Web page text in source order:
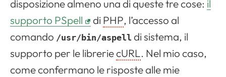
disposizione almeno una di queste tre cose: il
supporto PSpell di PHP, l’accesso al
comando /usr/bin/aspell di sistema, il
supporto per le libreriecURL. Nel mio caso,
come confermano le risposte alle mie